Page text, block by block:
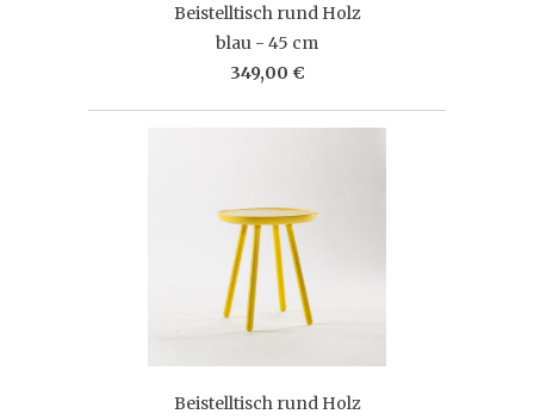
Beistelltisch rund Holz
blau - 45 cm
349,00 €
Beistelltisch rund Holz